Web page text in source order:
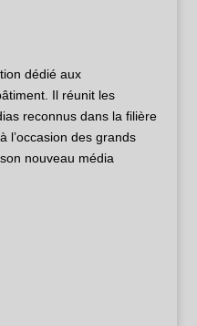
dédié aux
Il réunit les
reconnus dans la filière
l’occasion des grands
nouveau média